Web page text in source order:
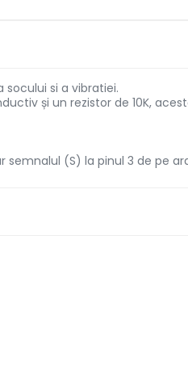
si a vibratiei.
și un rezistor de 10K,
(S) la pinul 3 de pe